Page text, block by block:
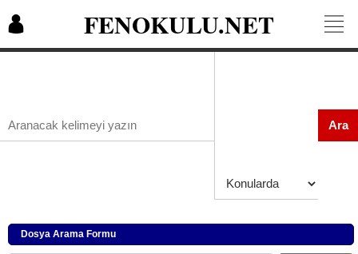
FENOKULU.NET
Ara
Dosya Arama Formu